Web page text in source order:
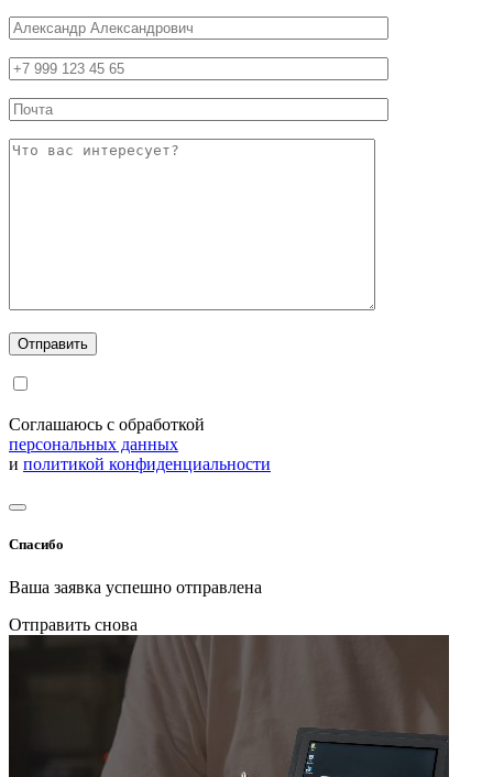
Соглашаюсь с обработкой
персональных данных
и политикой конфиденциальности
Спасибо
Ваша заявка успешно отправлена
Отправить снова